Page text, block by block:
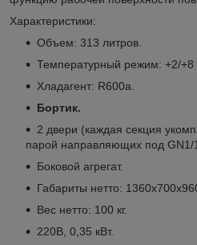
Характеристики:
Объем: 313 литров.
Температурный режим: +2/+8
Хладагент: R600a.
Бортик.
2 двери (каждая секция
парой направляющих под GN1/
Боковой агрегат.
Габариты нетто:
Вес нетто: 100 кг.
220В, 0,35 кВт.